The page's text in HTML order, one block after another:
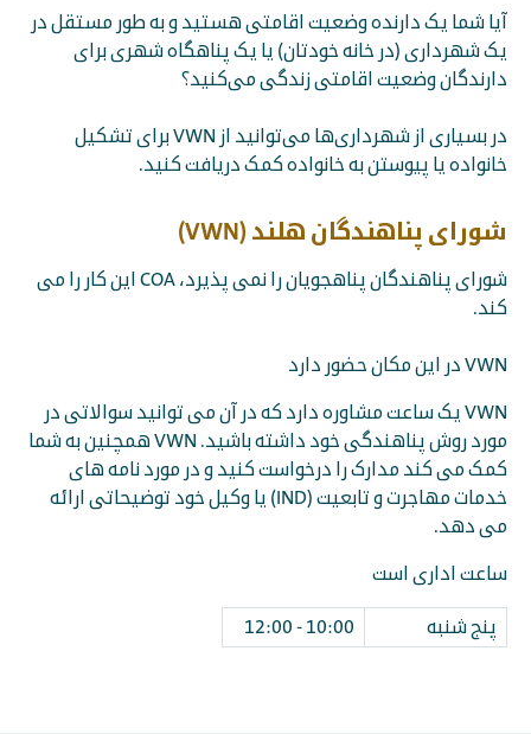
آیا شما یک دارنده وضعیت اقامتی هستید و به طور مستقل در
یک شهرداری (در خانه خودتان) یا یک پناهگاه شهری برای
دارندگان وضعیت اقامتی زندگی می‌کنید؟
در بسیاری از شهرداری‌ها می‌توانید از VWN برای تشکیل
خانواده یا پیوستن به خانواده کمک دریافت کنید.
شورای پناهندگان هلند (VWN)
شورای پناهندگان پناهجویان را نمی پذیرد، COA این کار را می
کند.
VWN در این مکان حضور دارد
VWN یک ساعت مشاوره دارد که در آن می توانید سوالاتی در
مورد روش پناهندگی خود داشته باشید. VWN همچنین به شما
کمک می کند مدارک را درخواست کنید و در مورد نامه های
خدمات مهاجرت و تابعیت (IND) یا وکیل خود توضیحاتی ارائه
می دهد.
ساعت اداری است
پنج شنبه 10:00 - 12:00